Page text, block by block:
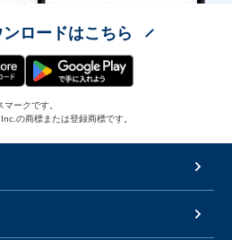
ロードはこちら
ークです。
の商標または登録商標です。